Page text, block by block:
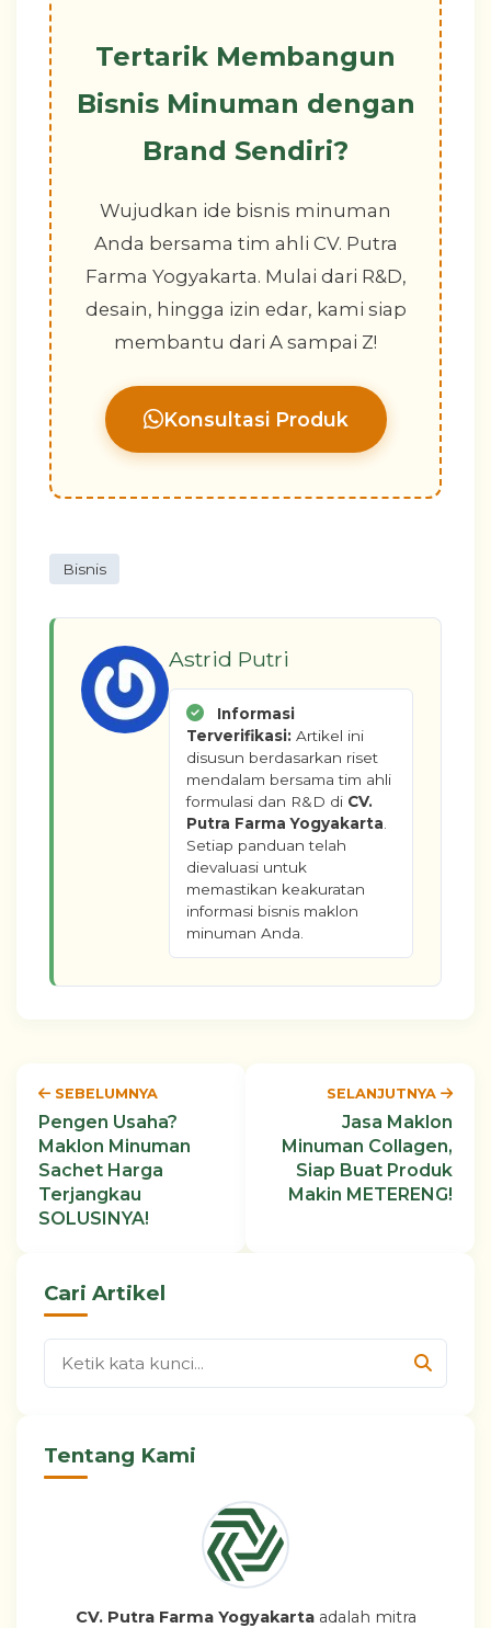
Tertarik Membangun
Bisnis Minuman dengan
Brand Sendiri?
Wujudkan ide bisnis minuman
Anda bersama tim ahli CV. Putra
Farma Yogyakarta. Mulai dari R&D,
desain, hingga izin edar, kami siap
membantu dari A sampai Z!
Konsultasi Produk
Bisnis
Astrid Putri
Informasi
Terverifikasi: Artikel ini
disusun berdasarkan riset
mendalam bersama tim ahli
formulasi dan R&D di CV.
Putra Farma Yogyakarta
Setiap panduan telah
dievaluasi untuk
memastikan keakuratan
informasi bisnis maklon
minuman Anda.
SEBELUMNYA
Pengen Usaha?
Maklon Minuman
Sachet Harga
Terjangkau
SOLUSINYA!
SELANJUTNYA
Jasa Maklon
Minuman Collagen,
Siap Buat Produk
Makin METERENG!
Cari Artikel
Tentang Kami
CV. Putra Farma Yogyakartaadalah mitra